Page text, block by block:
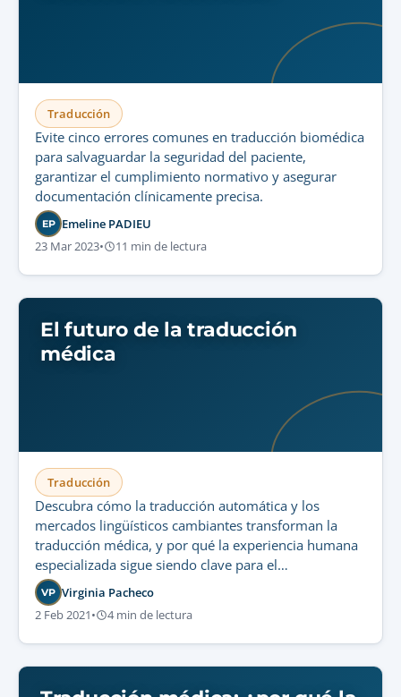
Traducción
Evite cinco errores comunes en traducción biomédica
para salvaguardar la seguridad del paciente,
garantizar el cumplimiento normativo y asegurar
documentación clínicamente precisa.
EP Emeline PADIEU
23 Mar 2023• 11 min de lectura
El futuro de la traducción
médica
Traducción
Descubra cómo la traducción automática y los
mercados lingüísticos cambiantes transforman la
traducción médica, y por qué la experiencia humana
especializada sigue siendo clave para el
cumplimiento normativo y la seguridad del paciente.
VP Virginia Pacheco
2 Feb 2021• 4 min de lectura